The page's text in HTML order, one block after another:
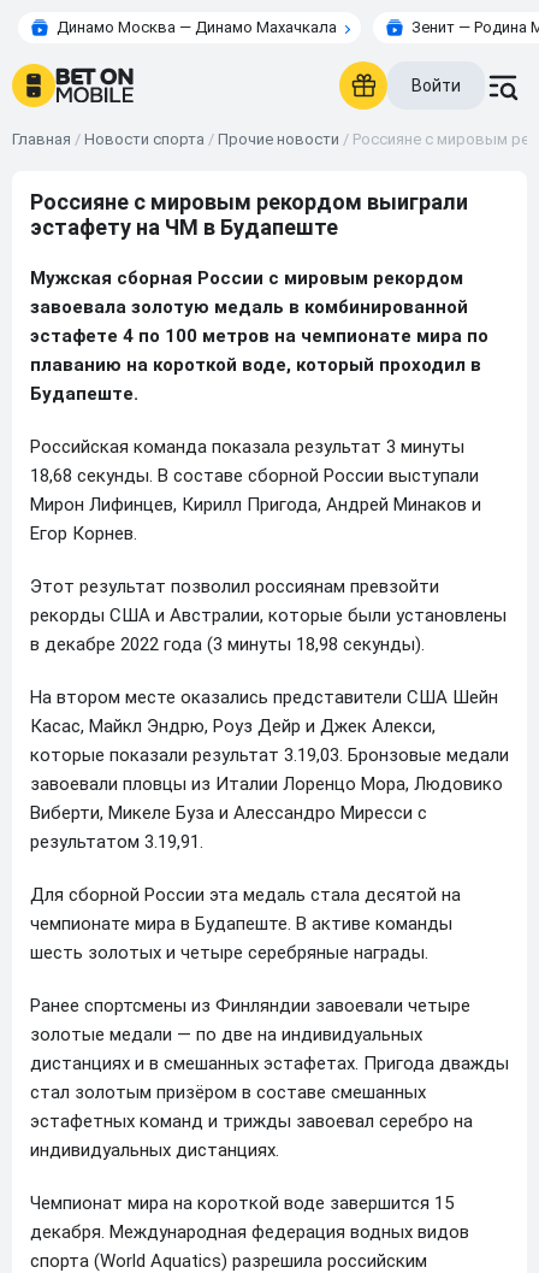
Динамо Москва — Динамо Махачкала Зенит — Родина
Войти
Главная / Новости спорта / Прочие новости / Россияне с мировым
Россияне с мировым рекордом выиграли
эстафету на ЧМ в Будапеште
Мужская сборная России с мировым рекордом
завоевала золотую медаль в комбинированной
эстафете 4 по 100 метров на чемпионате мира по
плаванию на короткой воде, который проходил в
Будапеште.
Российская команда показала результат 3 минуты
18,68 секунды. В составе сборной России выступали
Мирон Лифинцев, Кирилл Пригода, Андрей Минаков и
Егор Корнев.
Этот результат позволил россиянам превзойти
рекорды США и Австралии, которые были установлены
в декабре 2022 года (3 минуты 18,98 секунды).
На втором месте оказались представители США Шейн
Касас, Майкл Эндрю, Роуз Дейр и Джек Алекси,
которые показали результат 3.19,03. Бронзовые медали
завоевали пловцы из Италии Лоренцо Мора, Людовико
Виберти, Микеле Буза и Алессандро Миресси с
результатом 3.19,91.
Для сборной России эта медаль стала десятой на
чемпионате мира в Будапеште. В активе команды
шесть золотых и четыре серебряные награды.
Ранее спортсмены из Финляндии завоевали четыре
золотые медали — по две на индивидуальных
дистанциях и в смешанных эстафетах. Пригода дважды
стал золотым призёром в составе смешанных
эстафетных команд и трижды завоевал серебро на
индивидуальных дистанциях.
Чемпионат мира на короткой воде завершится 15
декабря. Международная федерация водных видов
спорта (World Aquatics) разрешила российским